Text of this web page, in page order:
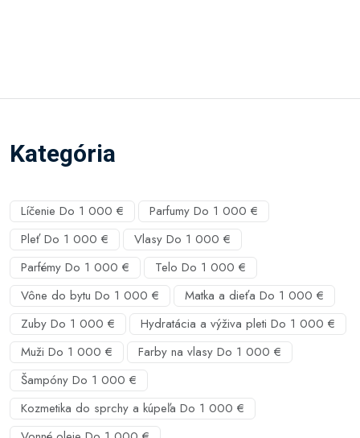
Kategória
Líčenie Do 1 000 €
Parfumy Do 1 000 €
Pleť Do 1 000 €
Vlasy Do 1 000 €
Parfémy Do 1 000 €
Telo Do 1 000 €
Vône do bytu Do 1 000 €
Matka a dieťa Do 1 000 €
Zuby Do 1 000 €
Hydratácia a výživa pleti Do 1 000 €
Muži Do 1 000 €
Farby na vlasy Do 1 000 €
Šampóny Do 1 000 €
Kozmetika do sprchy a kúpeľa Do 1 000 €